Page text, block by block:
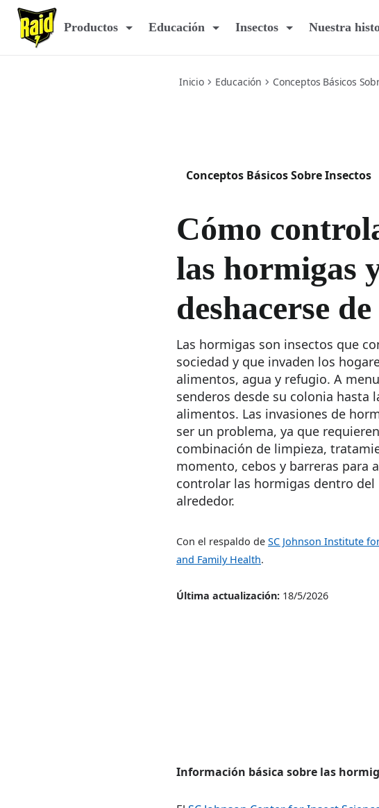
how-to-help-get-rid-of-ants
Productos Educación Insectos Nuestra
Inicio Educación Conceptos Básicos
Conceptos Básicos Sobre Insectos
Cómo
las hormigas
deshacerse
Las hormigas son insectos que
sociedad y que invaden los
alimentos, agua y refugio. A
senderos desde su colonia hasta
alimentos. Las invasiones de
ser un problema, ya que
combinación de limpieza,
momento, cebos y barreras para
controlar las hormigas dentro del
alrededor.
Con el respaldo de SC Johnson Institute
and Family Health.
Última actualización: 18/5/2026
Información básica sobre las